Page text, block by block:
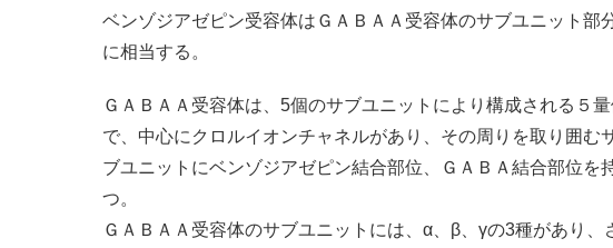
ベンゾジアゼピン受容体はＧＡＢＡＡ受容体のサブユニット部
に相当する。
ＧＡＢＡＡ受容体は、5個のサブユニットにより構成される５
で、中心にクロルイオンチャネルがあり、その周りを取り囲む
ブユニットにベンゾジアゼピン結合部位、ＧＡＢＡ結合部位を
つ。
ＧＡＢＡＡ受容体のサブユニットには、α、β、γの3種があり、